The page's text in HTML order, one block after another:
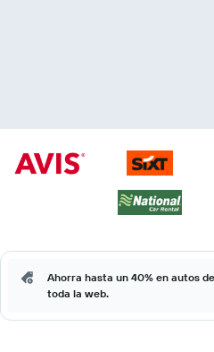
Ahorra hasta un 40% en autos
toda la web.